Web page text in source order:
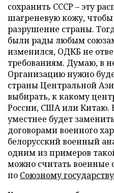
сохранить СССР – эту
шагреневую кожу,
разрушение страны.
были рады любым
изменился, ОДКБ не
требованиям. Думаю, в
Организацию нужно
страны Центральной
выбирать, к какому
России, США или Китаю.
уместнее будет
договорами военного
белорусский военный
одним из примеров
можно считать военные
по Союзному государству